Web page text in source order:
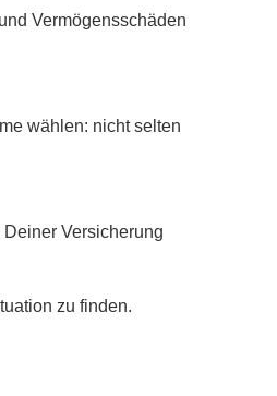
Vermögensschäden
wählen: nicht selten
Versicherung
zu finden.